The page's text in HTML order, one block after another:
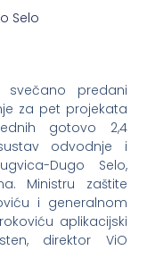
Selo
predani
za pet projekata
gotovo 2,4
odvodnje i
Dugo Selo,
Ministru zaštite
i generalnom
aplikacijski
direktor ViO